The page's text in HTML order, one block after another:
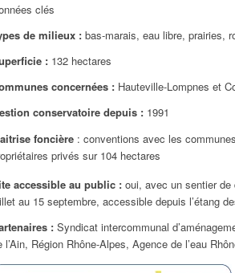
clés
de milieux : bas-marais, eau libre, prairies,
: 132 hectares
concernées : Hauteville-Lompnes et
conservatoire depuis : 1991
foncière : conventions avec les
privés sur 104 hectares
accessible au public : oui, avec un sentier
au 15 septembre, accessible depuis l’étang
: Syndicat intercommunal
l’Ain, Région Rhône-Alpes, Agence de l’eau